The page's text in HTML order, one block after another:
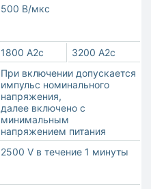
500 В/мкс
1800 А2с
3200 А2с
При включении допускается
импульс номинального
напряжения,
далее включено с
минимальным
напряжением питания
2500 V в течение 1 минуты